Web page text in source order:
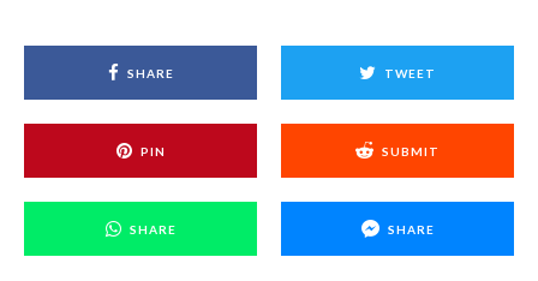
SHARE TWEET
PIN SUBMIT
SHARE SHARE